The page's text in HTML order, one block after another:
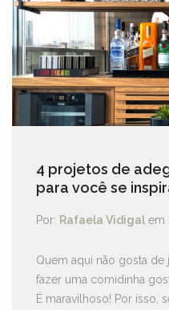
4 projetos de
para você se
Por: Rafaela Vidigal em
Quem aqui não gosta de
fazer uma comidinha
É maravilhoso! Por isso,